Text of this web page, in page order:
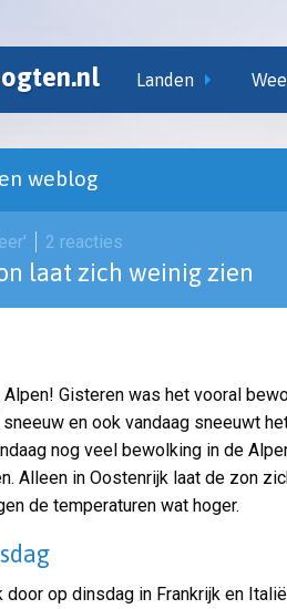
Landen
weblog
2 reacties
laat zich weinig zien
Gisteren was het vooral
en ook vandaag sneeuwt
nog veel bewolking in de
Alleen in Oostenrijk laat de zon
de temperaturen wat hoger.
op dinsdag in Frankrijk en